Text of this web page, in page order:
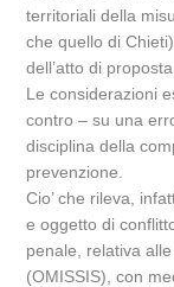
territoriali della
che quello di
dell’atto di proposta.
Le considerazioni
contro – su una
disciplina della
prevenzione.
Cio’ che rileva,
e oggetto di
penale, relativa
(OMISSIS), con